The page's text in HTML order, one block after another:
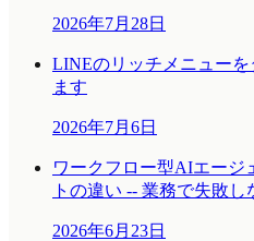
2026年7月28日
LINEのリッチメニュー
ます
2026年7月6日
ワークフロー型AIエージ
トの違い -- 業務で失敗し
2026年6月23日